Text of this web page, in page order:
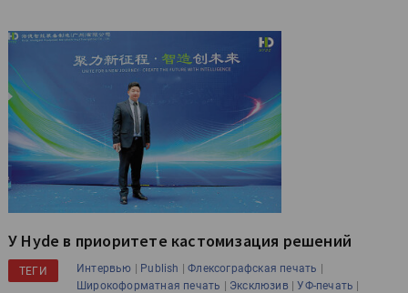
У Hyde в приоритете кастомизация решений
ТЕГИ Интервью | Publish |Флексографская печать |
Широкоформатная печать | Эксклюзив |УФ-печать |